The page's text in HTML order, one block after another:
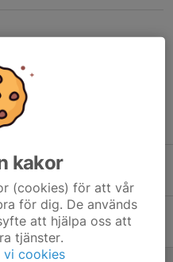
kakor
(cookies) för att vår
för dig. De används
att hjälpa oss att
tjänster.
vi cookies